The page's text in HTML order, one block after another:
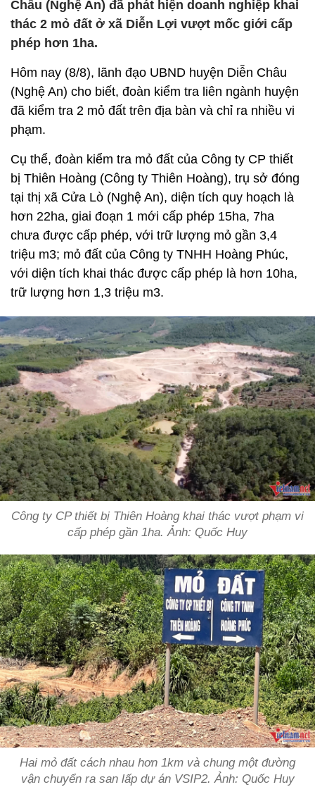
Châu (Nghệ An) đã phát hiện doanh nghiệp khai
thác 2 mỏ đất ở xã Diễn Lợi vượt mốc giới cấp
phép hơn 1ha.
Hôm nay (8/8), lãnh đạo UBND huyện Diễn Châu
(Nghệ An) cho biết, đoàn kiểm tra liên ngành huyện
đã kiểm tra 2 mỏ đất trên địa bàn và chỉ ra nhiều vi
phạm.
Cụ thể, đoàn kiểm tra mỏ đất của Công ty CP thiết
bị Thiên Hoàng (Công ty Thiên Hoàng), trụ sở đóng
tại thị xã Cửa Lò (Nghệ An), diện tích quy hoạch là
hơn 22ha, giai đoạn 1 mới cấp phép 15ha, 7ha
chưa được cấp phép, với trữ lượng mỏ gần 3,4
triệu m3; mỏ đất của Công ty TNHH Hoàng Phúc,
với diện tích khai thác được cấp phép là hơn 10ha,
trữ lượng hơn 1,3 triệu m3.
Công ty CP thiết bị Thiên Hoàng khai thác vượt phạm vi
cấp phép gần 1ha. Ảnh: Quốc Huy
Hai mỏ đất cách nhau hơn 1km và chung một đường
vận chuyển ra san lấp dự án VSIP2. Ảnh: Quốc Huy